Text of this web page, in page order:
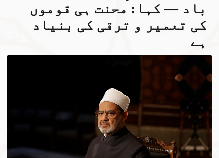
باد — کہا: محنت ہی قوموں
کی تعمیر و ترقی کی بنیاد
ہے